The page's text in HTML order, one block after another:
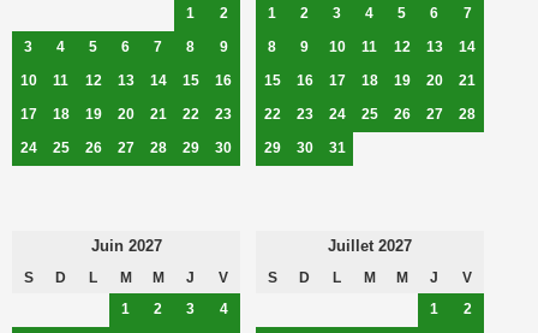
1
2
3
4 5 6 7 8
9
10
11 12 13 14 15
16
17
18 19 20 21 22
23
24
25 26 27 28 29 30
1
2 3 4 5 6
7
8
9 10 11 12 13
14
15
16 17 18 19 20
21
22
23 24 25 26 27
28
29
30 31
Juin 2027
S D L M M J
V
1
2 3
4
Juillet 2027
S D L M M J
V
1
2